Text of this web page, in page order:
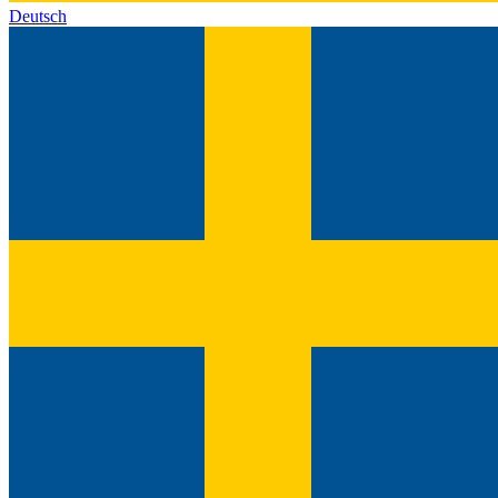
Deutsch